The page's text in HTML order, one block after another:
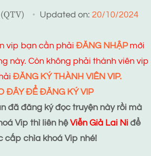
Updated on: 20/10/2024
vip bạn cần phải ĐĂNG NHẬPmới
này. Còn không phải thành viên vip
ĐĂNG KÝ THÀNH VIÊN VIP.
ĐÂY ĐỂ ĐĂNG KÝ VIP
đã đăng ký đọc truyện này rồi mà
Vip thì liên hệViễn Giả Lai Ni để
cấp chìa khoá Vip nhé!